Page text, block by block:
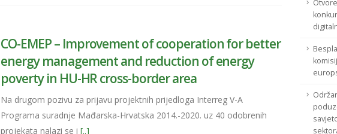
CO-EMEP – Improvement of cooperation for better
energy management and reduction of energy
poverty in HU-HR cross-border area
Na drugom pozivu za prijavu projektnih prijedloga Interreg V-A
Programa suradnje Mađarska-Hrvatska 2014.-2020. uz 40 odobrenih
projekata nalazi se i[..]